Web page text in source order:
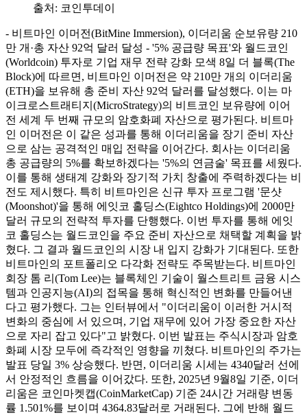
출처: 코인투데이
- 비트마인 이머전(BitMine Immersion), 이더리움 순보유량 210
만 개·총 자산 92억 달러 달성 - '5% 공급량 목표'와 월드코인
(Worldcoin) 투자로 기업 재무 전략 강화 모색 8일 더 블록(The
Block)에 따르면, 비트마인 이머전은 약 210만 개의 이더리움
(ETH)을 보유해 총 준비 자산 92억 달러를 달성했다. 이는 마
이크로스트래티지(MicroStrategy)의 비트코인 보유량에 이어
전 세계 두 번째 규모의 암호화폐 자산으로 평가된다. 비트마
인 이머전은 이 같은 성과를 통해 이더리움을 장기 준비 자산
으로 삼는 공격적인 매입 전략을 이어간다. 회사는 이더리움
총 공급량의 5%를 확보하겠다는 '5%의 연금술' 목표를 세웠다.
이를 통해 생태계 강화와 장기적 가치 창출에 주력하겠다는 비
전도 제시했다. 특히 비트마인은 신규 투자 프로그램 '문샷
(Moonshot)'을 통해 에잇코 홀딩스(Eightco Holdings)에 2000만
달러 규모의 전략적 투자를 단행했다. 이번 투자를 통해 에잇
코 홀딩스는 월드코인을 주요 준비 자산으로 채택할 계획을 밝
혔다. 그 결과 월드코인의 시장 내 입지 강화가 기대된다. 또한
비트마인의 포트폴리오 다각화 전략도 주목받는다. 비트마인
회장 톰 리(Tom Lee)는 블록체인 기술이 월스트리트 금융 시스
템과 인공지능(AI)의 접목을 통해 혁신적인 변화를 만들어낸
다고 평가했다. 그는 인터뷰에서 "이더리움이 이러한 거시적
변화의 중심에 서 있으며, 기업 재무에 있어 가장 중요한 자산
으로 자리 잡고 있다"고 밝혔다. 이번 발표는 주식시장과 암호
화폐 시장 모두에 즉각적인 영향을 끼쳤다. 비트마인의 주가는
발표 당일 3% 상승했다. 반면, 이더리움 시세는 4340달러 선에
서 안정적인 흐름을 이어갔다. 또한, 2025년 9월8일 기준, 이더
리움은 코인마켓캡(CoinMarketCap) 기준 24시간 거래량 변동
률 1.501%를 보이며 4364.83달러로 거래된다. 그에 반해 월드